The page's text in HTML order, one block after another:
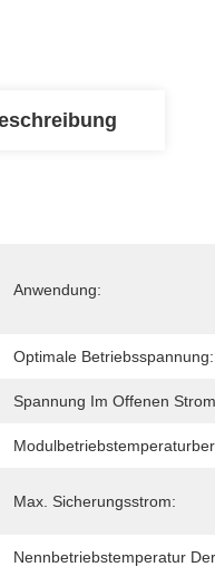
Anwendung:
Optimale Betriebsspannung:
Spannung Im Offenen
Max. Sicherungsstrom:
Nennbetriebstemperatur